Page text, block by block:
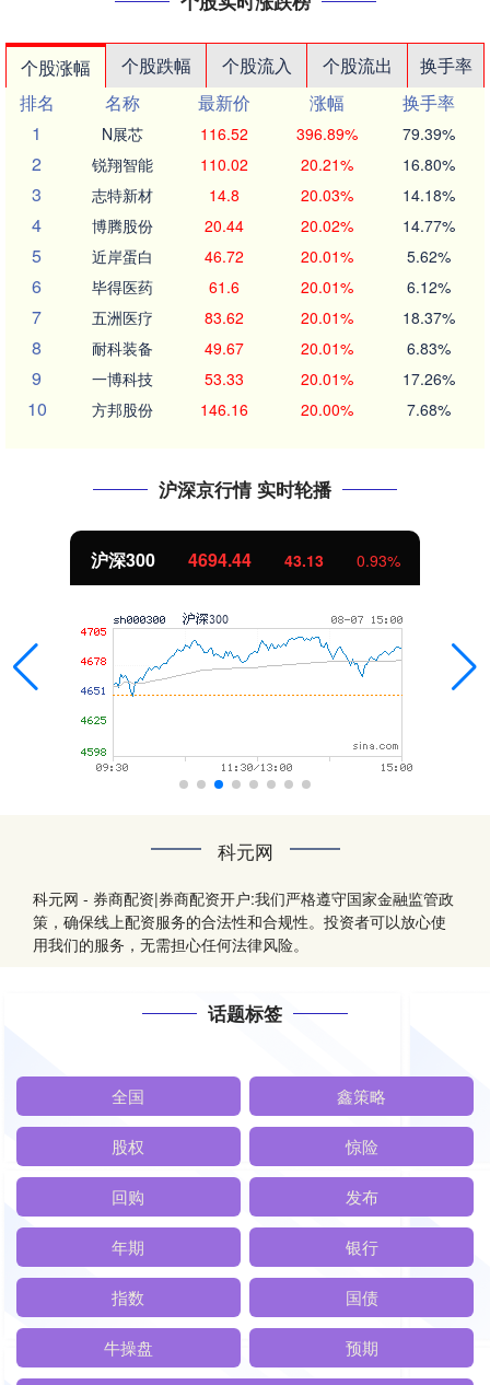
个股涨幅 个股跌幅 个股流入 个股流出
换手率
排名
名称 最新价 涨幅
换手率
1
N展芯 116.52 396.89% 79.39%
2 锐翔智能 110.02 20.21% 16.80%
3 志特新材 14.8 20.03% 14.18%
4 博腾股份 20.44 20.02% 14.77%
5 近岸蛋白 46.72 20.01% 5.62%
6 毕得医药 61.6 20.01% 6.12%
7 五洲医疗 83.62 20.01% 18.37%
8 耐科装备 49.67 20.01% 6.83%
9 一博科技 53.33 20.01% 17.26%
10 方邦股份 146.16 20.00% 7.68%
沪深京行情 实时轮播
沪深300 4694.44 43.13 0.93%
科元网
科元网 - 券商配资|券商配资开户:我们严格遵守国家金融监管政
策，确保线上配资服务的合法性和合规性。投资者可以放心使
用我们的服务，无需担心任何法律风险。
话题标签
全国 鑫策略
股权 惊险
回购 发布
年期 银行
指数 国债
牛操盘 预期